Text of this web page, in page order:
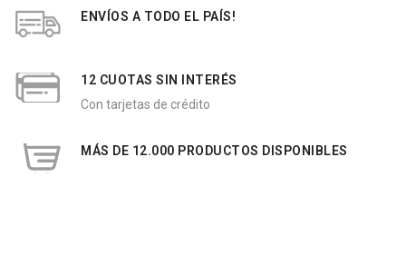
ENVÍOS A TODO EL PAÍS!
12 CUOTAS SIN INTERÉS
Con tarjetas de crédito
MÁS DE 12.000 PRODUCTOS DISPONIBLES